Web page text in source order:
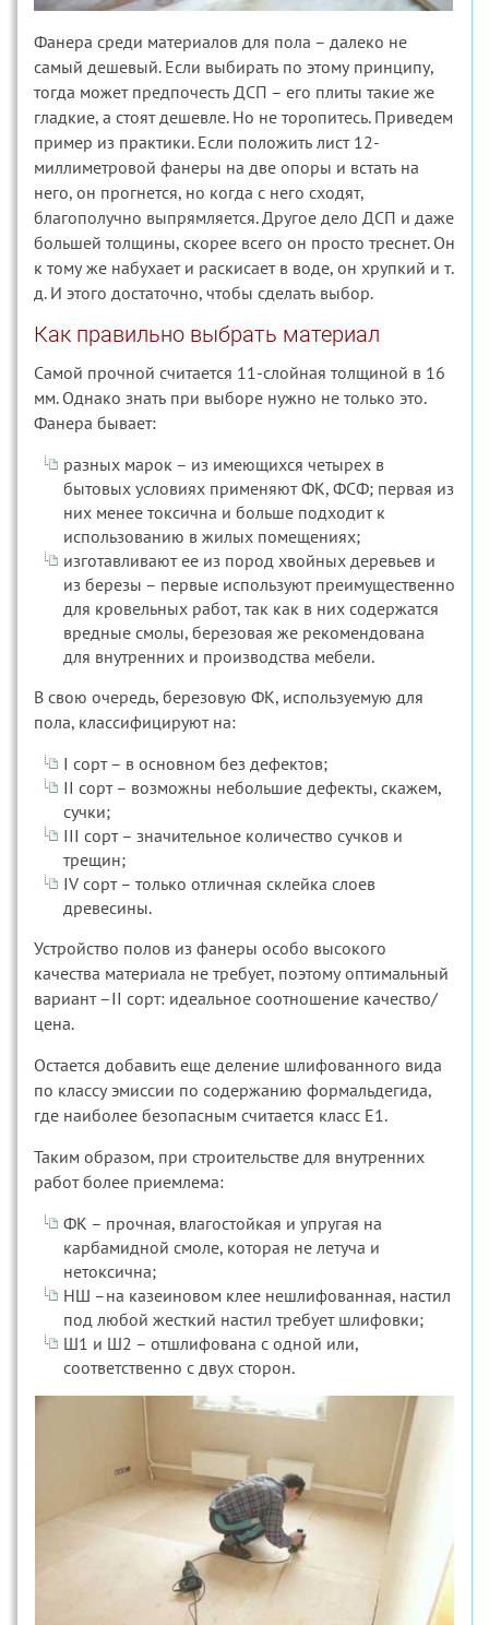
Фанера среди материалов для пола – далеко не
самый дешевый. Если выбирать по этому принципу,
тогда может предпочесть ДСП – его плиты такие же
гладкие, а стоят дешевле. Но не торопитесь. Приведем
пример из практики. Если положить лист 12-
миллиметровой фанеры на две опоры и встать на
него, он прогнется, но когда с него сходят,
благополучно выпрямляется. Другое дело ДСП и даже
большей толщины, скорее всего он просто треснет. Он
к тому же набухает и раскисает в воде, он хрупкий и т.
д. И этого достаточно, чтобы сделать выбор.
Как правильно выбрать материал
Самой прочной считается 11-слойная толщиной в 16
мм. Однако знать при выборе нужно не только это.
Фанера бывает:
разных марок – из имеющихся четырех в
бытовых условиях применяют ФК, ФСФ; первая из
них менее токсична и больше подходит к
использованию в жилых помещениях;
изготавливают ее из пород хвойных деревьев и
из березы – первые используют преимущественно
для кровельных работ, так как в них содержатся
вредные смолы, березовая же рекомендована
для внутренних и производства мебели.
В свою очередь, березовую ФК, используемую для
пола, классифицируют на:
I сорт – в основном без дефектов;
II сорт – возможны небольшие дефекты, скажем,
сучки;
III сорт – значительное количество сучков и
трещин;
IV сорт – только отличная склейка слоев
древесины.
Устройство полов из фанеры особо высокого
качества материала не требует, поэтому оптимальный
вариант –II сорт: идеальное соотношение качество/
цена.
Остается добавить еще деление шлифованного вида
по классу эмиссии по содержанию формальдегида,
где наиболее безопасным считается класс Е1.
Таким образом, при строительстве для внутренних
работ более приемлема:
ФК – прочная, влагостойкая и упругая на
карбамидной смоле, которая не летуча и
нетоксична;
НШ –на казеиновом клее нешлифованная, настил
под любой жесткий настил требует шлифовки;
Ш1 и Ш2 – отшлифована с одной или,
соответственно с двух сторон.